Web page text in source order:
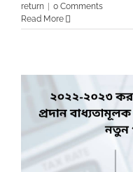
return | 0 Comments
Read More